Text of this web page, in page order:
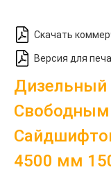
Скачать
Версия для
Дизельный
4500 мм